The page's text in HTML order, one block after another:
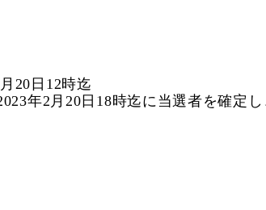
20日12時迄
年2月20日18時迄に当選者を確定